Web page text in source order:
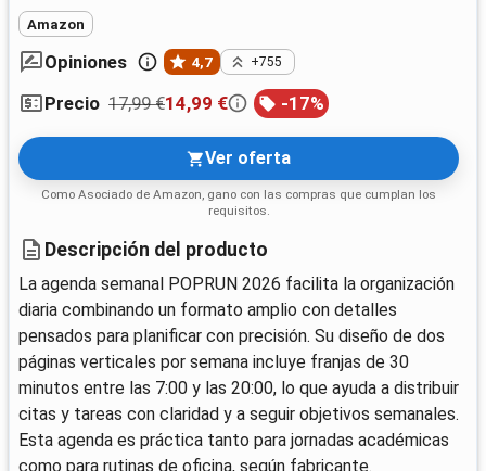
Amazon
Opiniones 4,7 +755
Precio 17,99 €14,99 € -17%
Ver oferta
Como Asociado de Amazon, gano con las compras que cumplan los
requisitos.
Descripción del producto
La agenda semanal POPRUN 2026 facilita la organización
diaria combinando un formato amplio con detalles
pensados para planificar con precisión. Su diseño de dos
páginas verticales por semana incluye franjas de 30
minutos entre las 7:00 y las 20:00, lo que ayuda a distribuir
citas y tareas con claridad y a seguir objetivos semanales.
Esta agenda es práctica tanto para jornadas académicas
como para rutinas de oficina, según fabricante.